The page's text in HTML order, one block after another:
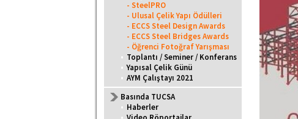
- SteelPRO
- Ulusal Çelik Yapı Ödülleri
- ECCS Steel Design Awards
- ECCS Steel Bridges Awards
- Öğrenci Fotoğraf Yarışması
• Toplantı / Seminer / Konferans
• Yapısal Çelik Günü
• AYM Çalıştayı 2021
Basında TUCSA
• Haberler